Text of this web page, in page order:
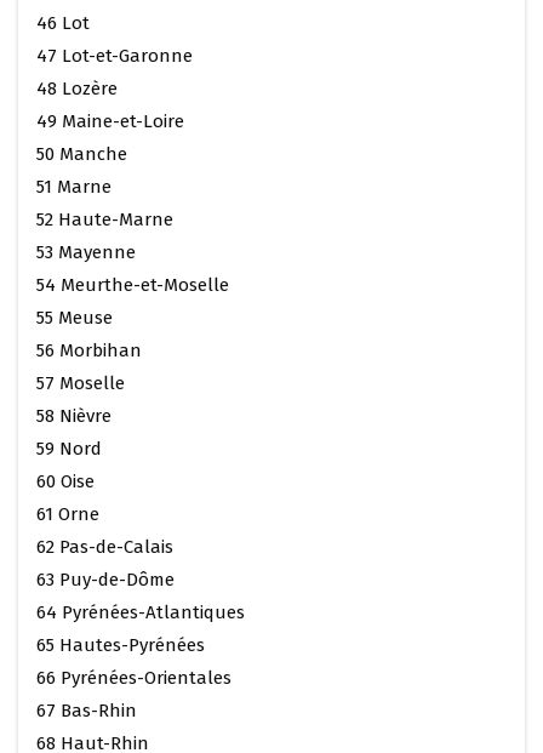
46 Lot
47 Lot-et-Garonne
48 Lozère
49 Maine-et-Loire
50 Manche
51 Marne
52 Haute-Marne
53 Mayenne
54 Meurthe-et-Moselle
55 Meuse
56 Morbihan
57 Moselle
58 Nièvre
59 Nord
60 Oise
61 Orne
62 Pas-de-Calais
63 Puy-de-Dôme
64 Pyrénées-Atlantiques
65 Hautes-Pyrénées
66 Pyrénées-Orientales
67 Bas-Rhin
68 Haut-Rhin